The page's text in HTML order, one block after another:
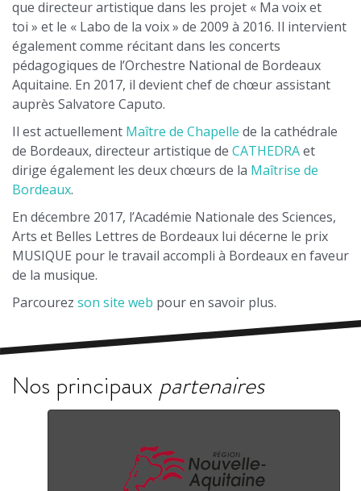
que directeur artistique dans les projet « Ma voix et
toi » et le « Labo de la voix » de 2009 à 2016. Il intervient
également comme récitant dans les concerts
pédagogiques de l’Orchestre National de Bordeaux
Aquitaine. En 2017, il devient chef de chœur assistant
auprès Salvatore Caputo.
Il est actuellement Maître de Chapelle de la cathédrale
de Bordeaux, directeur artistique de CATHEDRAet
dirige également les deux chœurs de la Maîtrise de
Bordeaux.
En décembre 2017, l’Académie Nationale des Sciences,
Arts et Belles Lettres de Bordeaux lui décerne le prix
MUSIQUE pour le travail accompli à Bordeaux en faveur
de la musique.
Parcourez son site web pour en savoir plus.
Nos principaux partenaires